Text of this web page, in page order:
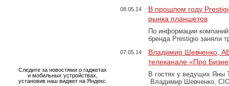
08.05.14
В прошлом году
рынка планшетов
По информации
бренда Prestigio заняли
07.05.14
Владимир Шевченко,
телеканале «Про
В гостях у ведущих Яны
Владимир Шевченко,
Следите за новостями о гаджетах
и мобильных устройствах,
установив наш виджет на Яндекс.